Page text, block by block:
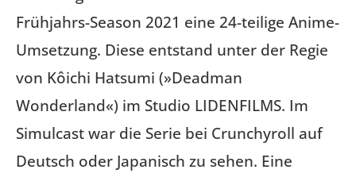
Frühjahrs-Season 2021 eine 24-teilige Anime-
Umsetzung. Diese entstand unter der Regie
von Kôichi Hatsumi (»Deadman
Wonderland«) im Studio LIDENFILMS. Im
Simulcast war die Serie bei Crunchyroll auf
Deutsch oder Japanisch zu sehen. Eine